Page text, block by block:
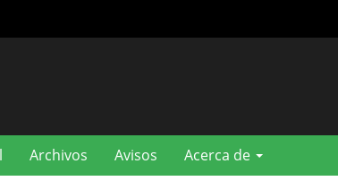
Archivos Avisos Acerca de